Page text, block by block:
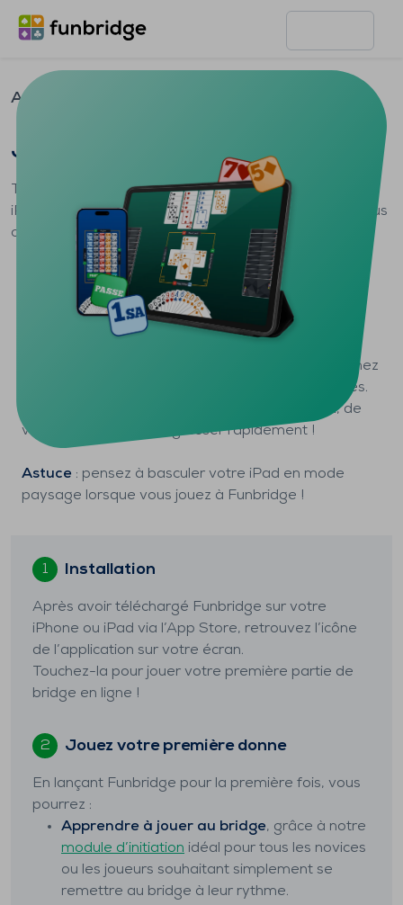
Accueil
Jouer au bridge sur iPhone & iPad
Téléchargez gratuitement l'application Funbridge pour
iPhone et iPad pour jouer au bridge sur Internet et vous
comparer aux autres bridgeurs.
Télécharger pour iPhone & iPad
Découvrez Funbridge sur iPhone et iPad et rejoignez
une communauté de joueurs de bridge passionnés.
Vous aurez l’occasion de vous comparer à eux, de
vous classer et de progresser rapidement !
Astuce : pensez à basculer votre iPad en mode
paysage lorsque vous jouez à Funbridge !
1 Installation
Après avoir téléchargé Funbridge sur votre
iPhone ou iPad via l’App Store, retrouvez l’icône
de l’application sur votre écran.
Touchez-la pour jouer votre première partie de
bridge en ligne !
2 Jouez votre première donne
En lançant Funbridge pour la première fois, vous
pourrez :
Apprendre à jouer au bridge, grâce à notre
module d’initiation idéal pour tous les novices
ou les joueurs souhaitant simplement se
remettre au bridge à leur rythme.